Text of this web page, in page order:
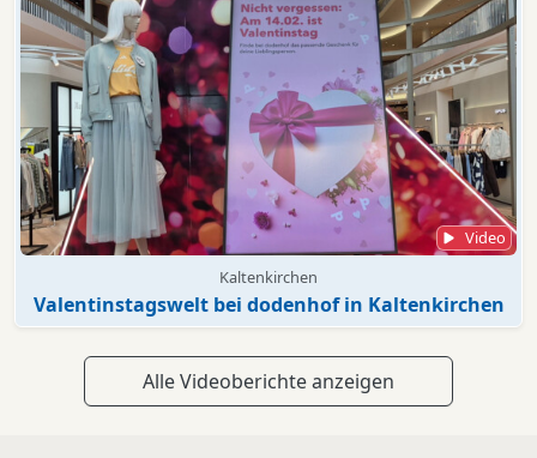
Video
Kaltenkirchen
Valentinstagswelt bei dodenhof in Kaltenkirchen
Alle Videoberichte anzeigen